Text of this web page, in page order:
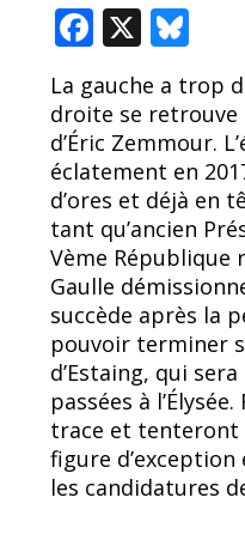
F
ac
e
b
o
o
k
X
e
sk
y
La gauche a trop
droite se retrouve
d’Éric Zemmour.
éclatement en
d’ores et déjà en
tant qu’ancien
Vème République
Gaulle
succède après la
pouvoir terminer
d’Estaing, qui
passées à
trace et tenteront
figure
les candidatures